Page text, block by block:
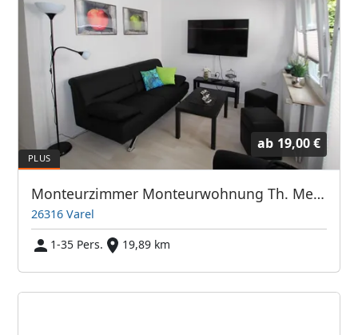
ab 19,00 €
Monteurzimmer Monteurwohnung Th. Meyer Varel free WIFI
26316 Varel
1-35 Pers.
19,89 km